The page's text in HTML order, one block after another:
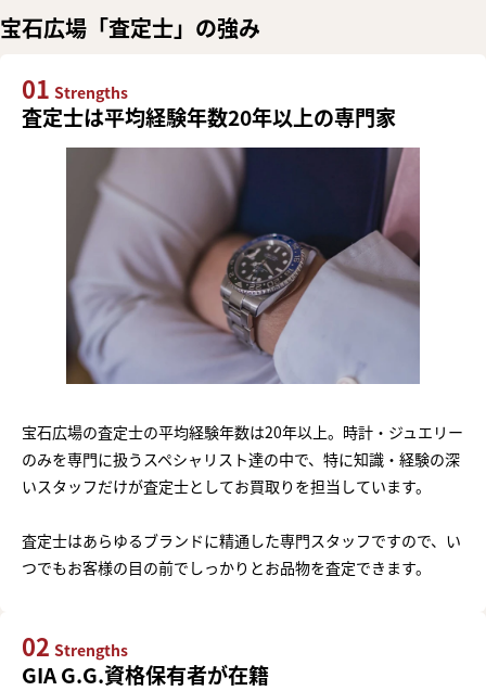
宝石広場「査定士」の強み
01 Strengths
査定士は平均経験年数20年以上の専門家
宝石広場の査定士の平均経験年数は20年以上。時計・ジュエリー
のみを専門に扱うスペシャリスト達の中で、特に知識・経験の深
いスタッフだけが査定士としてお買取りを担当しています。
査定士はあらゆるブランドに精通した専門スタッフですので、い
つでもお客様の目の前でしっかりとお品物を査定できます。
02 Strengths
GIA G.G.資格保有者が在籍